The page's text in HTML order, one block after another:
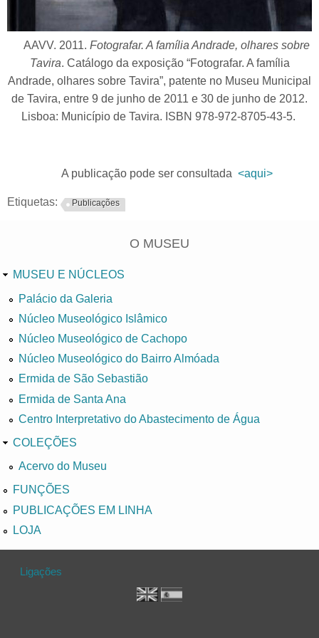
AAVV. 2011. Fotografar. A família Andrade, olhares sobre
Tavira. Catálogo da exposição “Fotografar. A família
Andrade, olhares sobre Tavira”, patente no Museu Municipal
de Tavira, entre 9 de junho de 2011 e 30 de junho de 2012.
Lisboa: Município de Tavira. ISBN 978-972-8705-43-5.
A publicação pode ser consultada <aqui>
Etiquetas: Publicações
O MUSEU
MUSEU E NÚCLEOS
Palácio da Galeria
Núcleo Museológico Islâmico
Núcleo Museológico de Cachopo
Núcleo Museológico do Bairro Almóada
Ermida de São Sebastião
Ermida de Santa Ana
Centro Interpretativo do Abastecimento de Água
COLEÇÕES
Acervo do Museu
FUNÇÕES
PUBLICAÇÕES EM LINHA
LOJA
Ligações